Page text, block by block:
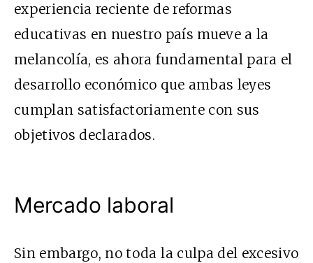
experiencia reciente de reformas
educativas en nuestro país mueve a la
melancolía, es ahora fundamental para el
desarrollo económico que ambas leyes
cumplan satisfactoriamente con sus
objetivos declarados.
Mercado laboral
Sin embargo, no toda la culpa del excesivo